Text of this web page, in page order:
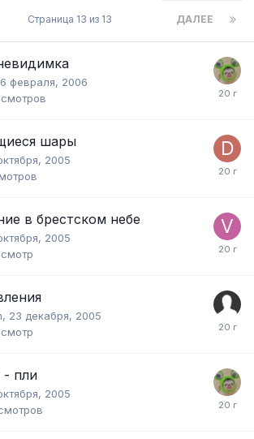
ДАЛЕЕ
Страница 13 из 13
февраля, 2006
шары
2005
в брестском небе
2005
23 декабря, 2005
- пли
2005